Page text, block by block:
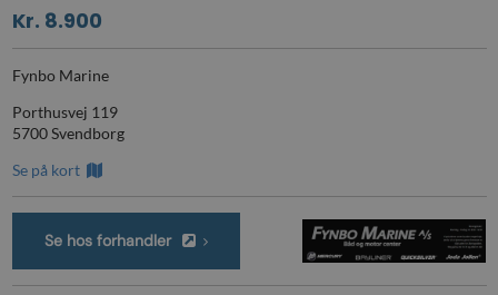
Kr. 8.900
Fynbo Marine
Porthusvej 119
5700 Svendborg
Se på kort
Se hos forhandler